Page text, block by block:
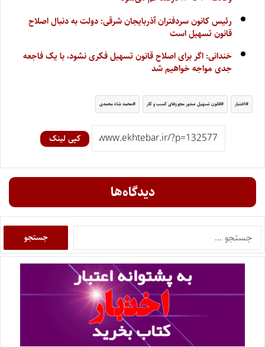
رئیس کانون سردفتران آذربایجان شرقی: دولت به دنبال اصلاح
قانون تسهیل است
خندانی: اگر برای اصلاح قانون تسهیل فکری نشود، با یک فاجعه
جدی مواجه خواهیم شد
اختبار قانون تسهیل صدور مجوزهای کسب و کار محمد شاه محمدی
کپی لینک
دیدگاه‌ها